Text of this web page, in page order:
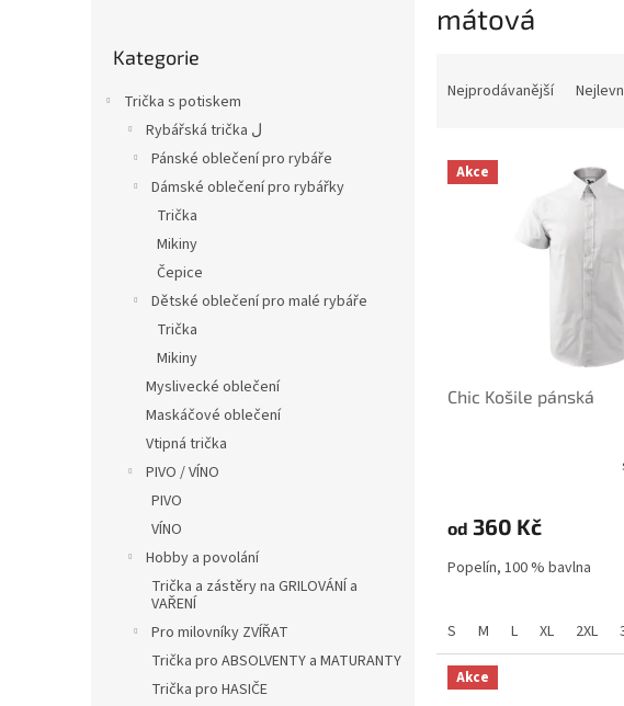
kategorie
Kategorie
Trička s potiskem
Rybářská trička ل
Pánské oblečení pro rybáře
Dámské oblečení pro rybářky
Trička
Mikiny
Čepice
Dětské oblečení pro malé rybáře
Trička
Mikiny
Myslivecké oblečení
Maskáčové oblečení
Vtipná trička
PIVO / VÍNO
PIVO
VÍNO
Hobby a povolání
Trička a zástěry na GRILOVÁNÍ a
VAŘENÍ
Pro milovníky ZVÍŘAT
Trička pro ABSOLVENTY a MATURANTY
Trička pro HASIČE
mátová
n
Nejprodávanější
V Akce
Chic Košile pánská
od 360 Kč
Popelín, 100 % bavlna
S M L XL 2XL
Akce